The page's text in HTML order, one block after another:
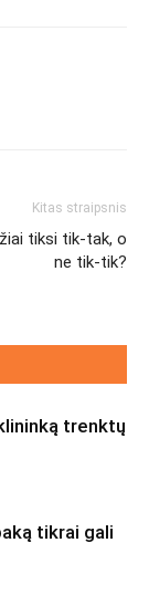
Kitas straipsnis
tiksi tik-tak, o
ne tik-tik?
trenktų
tikrai gali